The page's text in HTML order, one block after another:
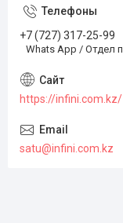
+7 (727) 317-25-99
Whats App / Отдел
https://infini.com.kz/
satu@infini.com.kz